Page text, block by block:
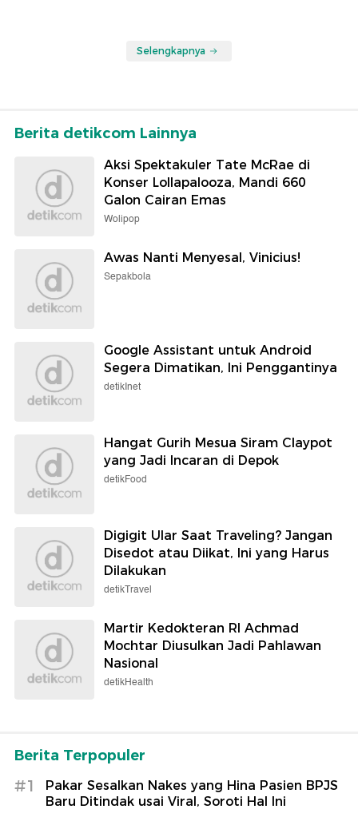
Selengkapnya
Berita detikcom Lainnya
Aksi Spektakuler Tate McRae di
Konser Lollapalooza, Mandi 660
Galon Cairan Emas
Wolipop
Awas Nanti Menyesal, Vinicius!
Sepakbola
Google Assistant untuk Android
Segera Dimatikan, Ini Penggantinya
detikInet
Hangat Gurih Mesua Siram Claypot
yang Jadi Incaran di Depok
detikFood
Digigit Ular Saat Traveling? Jangan
Disedot atau Diikat, Ini yang Harus
Dilakukan
detikTravel
Martir Kedokteran RI Achmad
Mochtar Diusulkan Jadi Pahlawan
Nasional
detikHealth
Berita Terpopuler
#1
Pakar Sesalkan Nakes yang Hina Pasien BPJS
Baru Ditindak usai Viral, Soroti Hal Ini